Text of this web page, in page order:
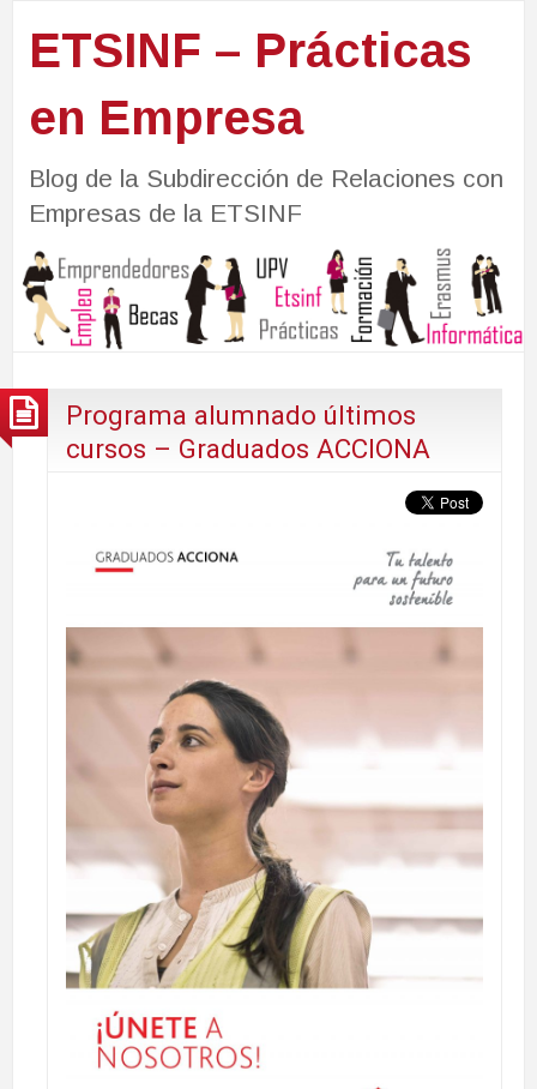
ETSINF – Prácticas
en Empresa
Blog de la Subdirección de Relaciones con
Empresas de la ETSINF
Programa alumnado últimos
cursos – Graduados ACCIONA